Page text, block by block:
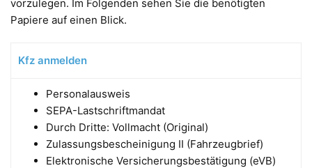
vorzulegen. Im Folgenden sehen Sie die benötigten
Papiere auf einen Blick.
Kfz anmelden
Personalausweis
SEPA-Lastschriftmandat
Durch Dritte: Vollmacht (Original)
Zulassungsbescheinigung II (Fahrzeugbrief)
Elektronische Versicherungsbestätigung (eVB)